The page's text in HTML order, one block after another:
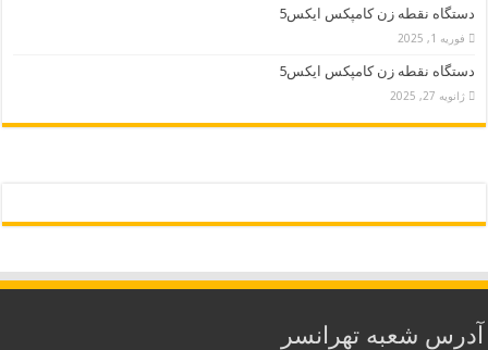
دستگاه نقطه زن کامپکس ایکس5
فوریه 1, 2025
دستگاه نقطه زن کامپکس ایکس5
ژانویه 27, 2025
آدرس شعبه تهرانسر